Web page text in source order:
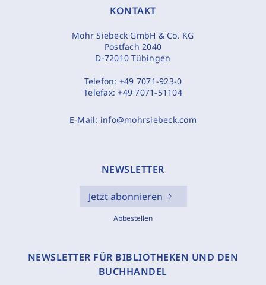
KONTAKT
Mohr Siebeck GmbH & Co. KG
Postfach 2040
D-72010 Tübingen
Telefon: +49 7071-923-0
Telefax:+49 7071-51104
E-Mail: info@mohrsiebeck.com
NEWSLETTER
Jetzt abonnieren
Abbestellen
NEWSLETTER FÜR BIBLIOTHEKEN UND DEN
BUCHHANDEL